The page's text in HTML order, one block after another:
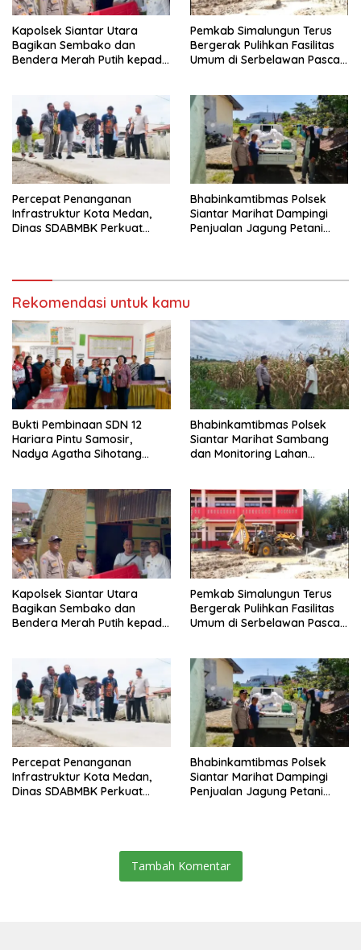
Kapolsek Siantar Utara
Bagikan Sembako dan
Bendera Merah Putih kepada
Pemkab Simalungun Terus
Bergerak Pulihkan Fasilitas
Umum di Serbelawan Pasca
Percepat Penanganan
Infrastruktur Kota Medan,
Dinas SDABMBK Perkuat
Bhabinkamtibmas Polsek
Siantar Marihat Dampingi
Penjualan Jagung Petani
Rekomendasi untuk kamu
Bukti Pembinaan SDN 12
Hariara Pintu Samosir,
Nadya Agatha Sihotang
Bhabinkamtibmas Polsek
Siantar Marihat Sambang
dan Monitoring Lahan
Kapolsek Siantar Utara
Bagikan Sembako dan
Bendera Merah Putih kepada
Pemkab Simalungun Terus
Bergerak Pulihkan Fasilitas
Umum di Serbelawan Pasca
Percepat Penanganan
Infrastruktur Kota Medan,
Dinas SDABMBK Perkuat
Bhabinkamtibmas Polsek
Siantar Marihat Dampingi
Penjualan Jagung Petani
Tambah Komentar